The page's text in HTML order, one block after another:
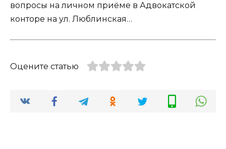
вопросы на личном приёме в Адвокатской
конторе на ул. Люблинская…
Оцените статью